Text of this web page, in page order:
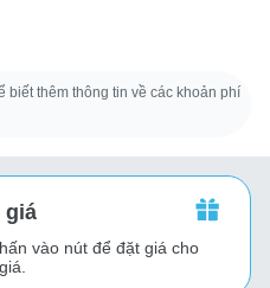
biết thêm thông tin về các khoản phí
giá
vào nút để đặt giá cho